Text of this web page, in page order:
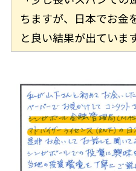
ちますが、日本でお金
と良い結果が出ていま